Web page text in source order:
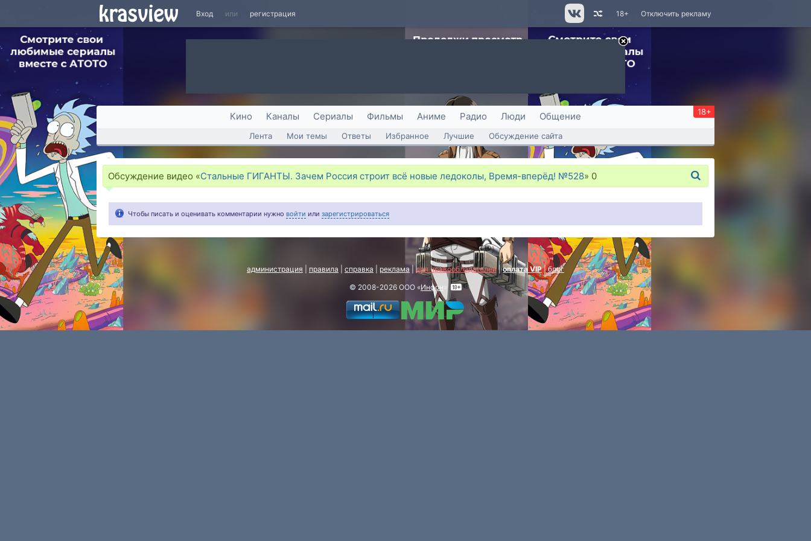
Вход или регистрация Отключить рекламу
18+
Кино Каналы Сериалы Фильмы Аниме Радио Люди Общение 18+
Лента Мои темы Ответы Избранное Лучшие Обсуждение сайта
Обсуждение видео «Стальные ГИГАНТЫ. Зачем Россия строит всё новые ледоколы, Время-вперёд! №528» 0
Чтобы писать и оценивать комментарии нужно войти или зарегистрироваться
администрация правила справка реклама для правообладателей|оплата VIP|блог
© 2008-2026 ООО «Инфон»